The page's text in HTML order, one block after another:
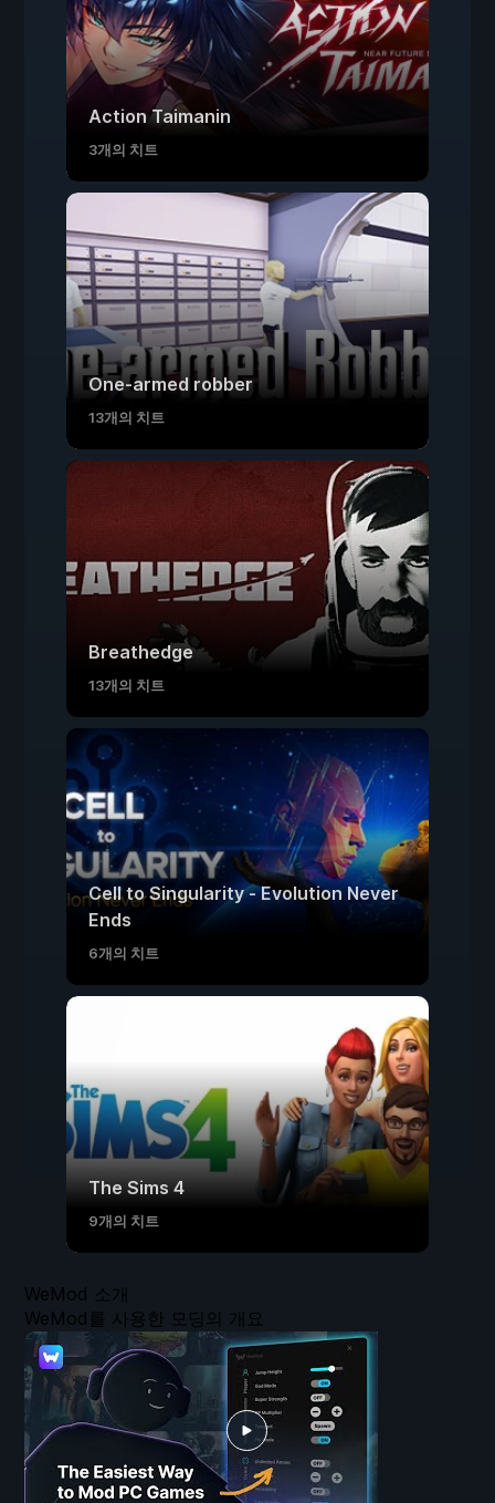
Action Taimanin
3개의 치트
One-armed robber
13개의 치트
Breathedge
13개의 치트
Cell to Singularity - Evolution Never
Ends
6개의 치트
The Sims 4
9개의 치트
WeMod 소개
WeMod를 사용한 모딩의 개요